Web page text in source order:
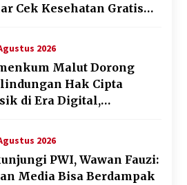
Cek Kesehatan Gratis
2026
Malut Dorong
Hak Cipta
di Era Digital,
dan Penguatan Royalti
2026
PWI, Wawan Fauzi:
Media Bisa Berdampak